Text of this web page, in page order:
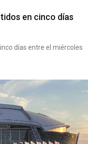
en cinco días
días entre el miércoles